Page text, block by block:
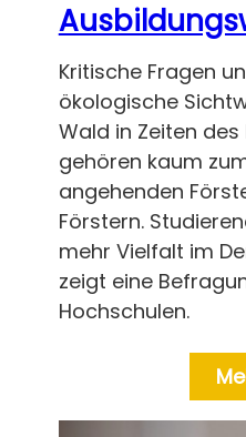
Kritische Fragen
ökologische
Wald in Zeiten
gehören kaum
angehenden
Förstern.
mehr Vielfalt im
zeigt eine
Hochschulen.